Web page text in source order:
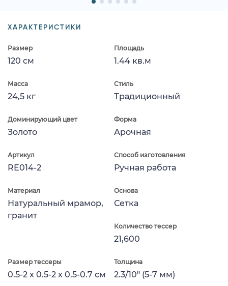
ХАРАКТЕРИСТИКИ
Размер
120 см
Площадь
1.44 кв.м
Масса
24,5 кг
Стиль
Традиционный
Доминирующий цвет
Золото
Форма
Арочная
Артикул
RE014-2
Способ изготовления
Ручная работа
Материал
Натуральный мрамор,
гранит
Основа
Сетка
Количество тессер
21,600
Размер тессеры
0.5-2 x 0.5-2 x 0.5-0.7 см
Толщина
2.3/10" (5-7 мм)